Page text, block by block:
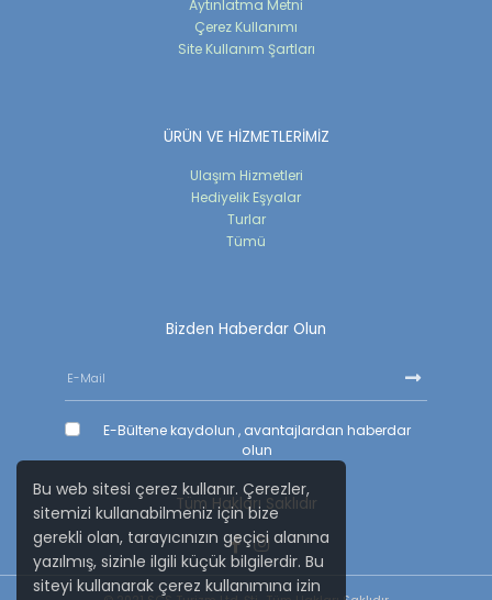
Bu web sitesi çerez kullanır. Çerezler,
sitemizi kullanabilmeniz için bize
gerekli olan, tarayıcınızın geçici alanına
yazılmış, sizinle ilgili küçük bilgilerdir. Bu
siteyi kullanarak çerez kullanımına izin
Aytınlatma Metni
Çerez Kullanımı
Site Kullanım Şartları
ÜRÜN VE HİZMETLERİMİZ
Ulaşım Hizmetleri
Hediyelik Eşyalar
Turlar
Tümü
Bizden Haberdar Olun
E-Bültene kaydolun , avantajlardan haberdar
olun
Tüm Hakları Saklıdır